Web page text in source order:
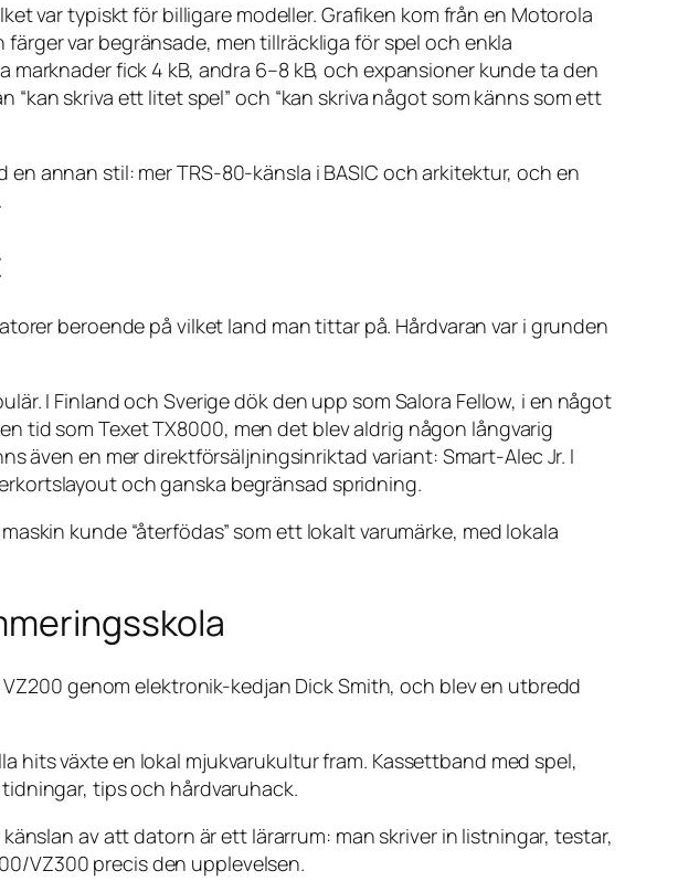
var typiskt för billigare modeller. Grafiken kom från en Motorola
var begränsade, men tillräckliga för spel och enkla
fick 4 kB, andra 6–8 kB, och expansioner kunde ta den
skriva ett litet spel” och “kan skriva något som känns som ett
annan stil: mer TRS-80-känsla i BASIC och arkitektur, och en
beroende på vilket land man tittar på. Hårdvaran var i grunden
I Finland och Sverige dök den upp som Salora Fellow, i en något
tid som Texet TX8000, men det blev aldrig någon långvarig
även en mer direktförsäljningsinriktad variant: Smart-Alec Jr. I
och ganska begränsad spridning.
kunde “återfödas” som ett lokalt varumärke, med lokala
genom elektronik-kedjan Dick Smith, och blev en utbredd
växte en lokal mjukvarukultur fram. Kassettband med spel,
tips och hårdvaruhack.
av att datorn är ett lärarrum: man skriver in listningar, testar,
VZ300 precis den upplevelsen.